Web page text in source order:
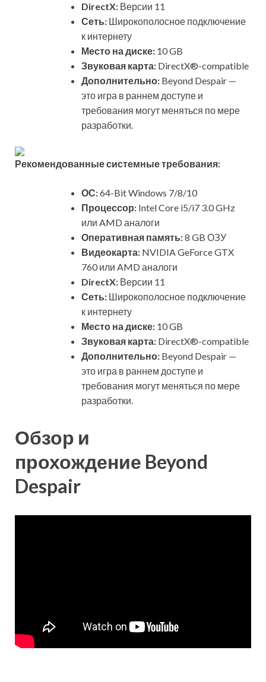
DirectX: Версии 11
Сеть: Широкополосное подключение
к интернету
Место на диске: 10 GB
Звуковая карта: DirectX®-compatible
Дополнительно: Beyond Despair —
это игра в раннем доступе и
требования могут меняться по мере
разработки.
Рекомендованные системные требования:
ОС:64-Bit Windows 7/8/10
Процессор: Intel Core i5/i7 3.0 GHz
или AMD аналоги
Оперативная память:8 GB ОЗУ
Видеокарта: NVIDIA GeForce GTX
760 или AMD аналоги
DirectX: Версии 11
Сеть: Широкополосное подключение
к интернету
Место на диске: 10 GB
Звуковая карта: DirectX®-compatible
Дополнительно: Beyond Despair —
это игра в раннем доступе и
требования могут меняться по мере
разработки.
Обзор и
прохождение Beyond
Despair